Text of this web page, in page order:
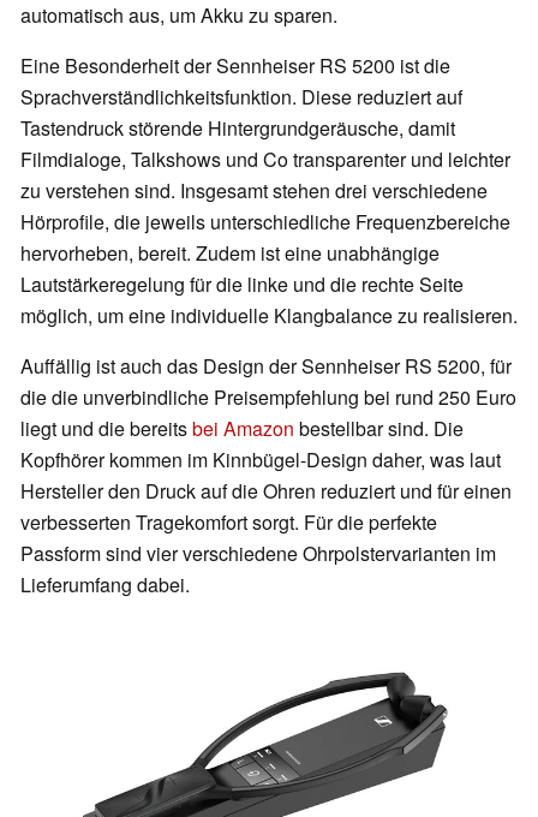
automatisch aus, um Akku zu sparen.
Eine Besonderheit der Sennheiser RS 5200 ist die
Sprachverständlichkeitsfunktion. Diese reduziert auf
Tastendruck störende Hintergrundgeräusche, damit
Filmdialoge, Talkshows und Co transparenter und leichter
zu verstehen sind. Insgesamt stehen drei verschiedene
Hörprofile, die jeweils unterschiedliche Frequenzbereiche
hervorheben, bereit. Zudem ist eine unabhängige
Lautstärkeregelung für die linke und die rechte Seite
möglich, um eine individuelle Klangbalance zu realisieren.
Auffällig ist auch das Design der Sennheiser RS 5200, für
die die unverbindliche Preisempfehlung bei rund 250 Euro
liegt und die bereitsbei Amazon bestellbar sind. Die
Kopfhörer kommen im Kinnbügel-Design daher, was laut
Hersteller den Druck auf die Ohren reduziert und für einen
verbesserten Tragekomfort sorgt. Für die perfekte
Passform sind vier verschiedene Ohrpolstervarianten im
Lieferumfang dabei.